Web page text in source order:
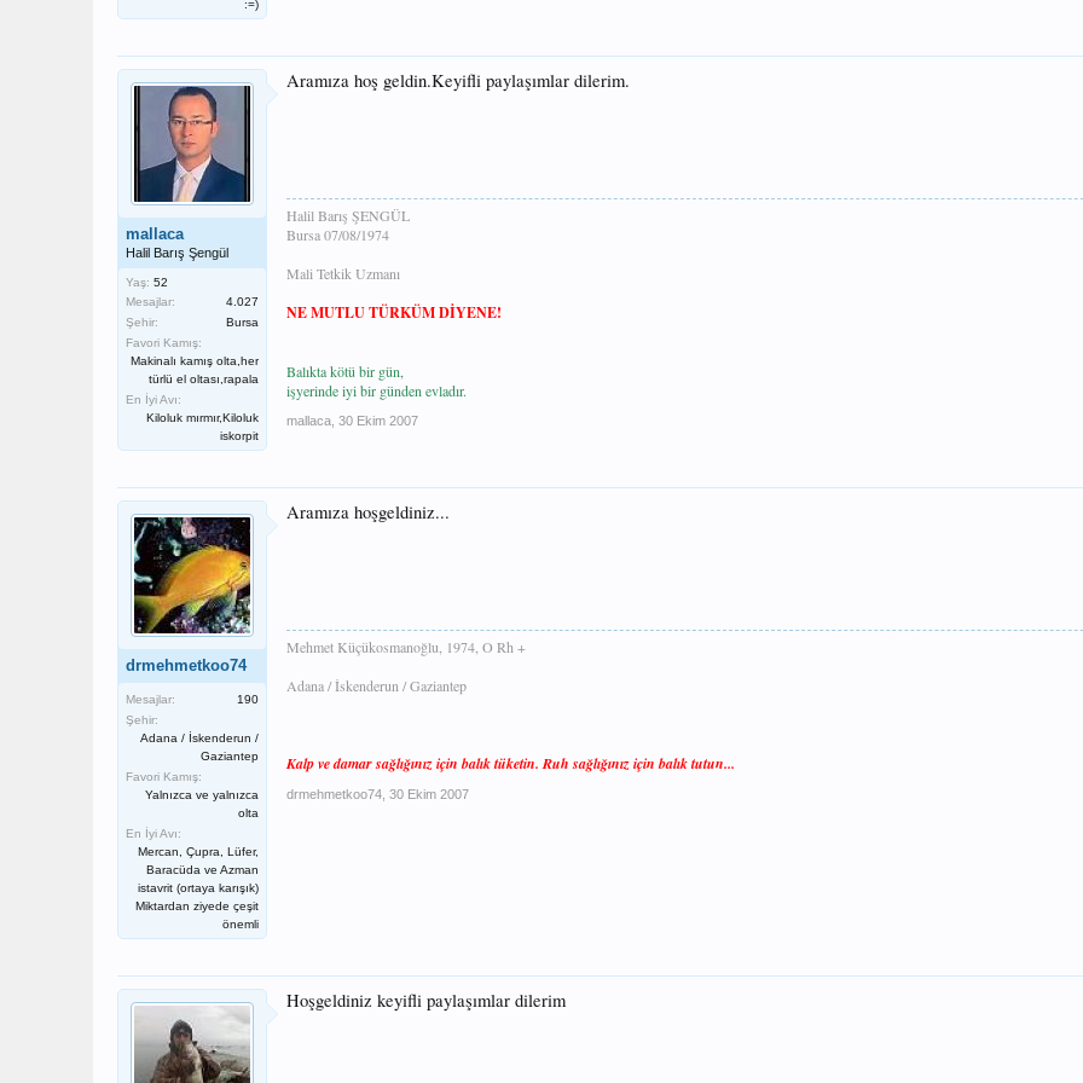
:=)
mallaca
Halil Barış Şengül
Yaş: 52
Mesajlar:
4.027
Şehir:
Bursa
Favori Kamış:
Makinalı kamış olta,her
türlü el oltası,rapala
En İyi Avı:
Kiloluk mırmır,Kiloluk
iskorpit
Aramıza hoş geldin.Keyifli paylaşımlar dilerim.
Halil Barış ŞENGÜL
Bursa 07/08/1974
Mali Tetkik Uzmanı
NE MUTLU TÜRKÜM DİYENE!
Balıkta kötü bir gün,
işyerinde iyi bir günden evladır.
mallaca 30 Ekim 2007
drmehmetkoo74
Mesajlar:
190
Şehir:
Adana / İskenderun /
Gaziantep
Favori Kamış:
Yalnızca ve yalnızca
olta
En İyi Avı:
Mercan, Çupra, Lüfer,
Baracüda ve Azman
istavrit (ortaya karışık)
Miktardan ziyede çeşit
önemli
Aramıza hoşgeldiniz...
Mehmet Küçükosmanoğlu, 1974, O Rh +
Adana / İskenderun / Gaziantep
Kalp ve damar sağlığınız için balık tüketin. Ruh sağlığınız için balık tutun...
drmehmetkoo74 30 Ekim 2007
Hoşgeldiniz keyifli paylaşımlar dilerim